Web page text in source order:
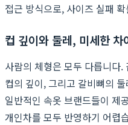
접근 방식으로, 사이즈 실패
컵 깊이와 둘레, 미세한
사람의 체형은 모두 다릅니다
컵의 깊이, 그리고 갈비뼈의
일반적인 속옷 브랜드들이 제
개인차를 모두 반영하기 어렵